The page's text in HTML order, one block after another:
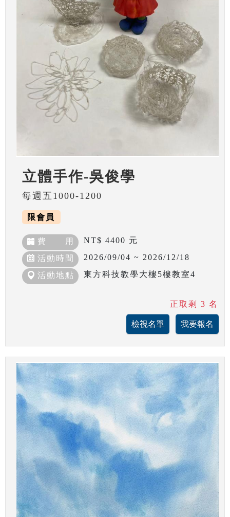
立體手作-吳俊學
每週五1000-1200
限會員
費 用 NT$ 4400 元
活動時間 2026/09/04 ~ 2026/12/18
活動地點 東方科技教學大樓5樓教室4
正取剩 3 名